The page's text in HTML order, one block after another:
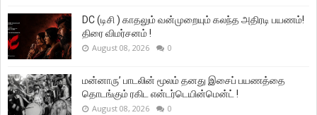
DC (டிசி ) காதலும் வன்முறையும் கலந்த அதிரடி பயணம்!
திரை விமர்சனம் !
August 08, 2026 0
மன்னாரு’ பாடலின் மூலம் தனது இசைப் பயணத்தை
தொடங்கும் ரகிட என்டர்டெயின்மென்ட் !
August 08, 2026 0